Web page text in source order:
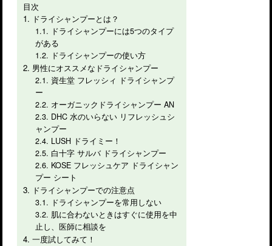
目次
ドライシャンプーとは？
ドライシャンプーには5つのタイプ
がある
ドライシャンプーの使い方
男性にオススメなドライシャンプー
資生堂 フレッシィ ドライシャンプ
ー
オーガニックドライシャンプー AN
DHC 水のいらない リフレッシュシ
ャンプー
LUSH ドライミー！
白十字 サルバ ドライシャンプー
KOSE フレッシュケア ドライシャン
プー シート
ドライシャンプーでの注意点
ドライシャンプーを常用しない
肌に合わないときはすぐに使用を中
止し、医師に相談を
一度試してみて！